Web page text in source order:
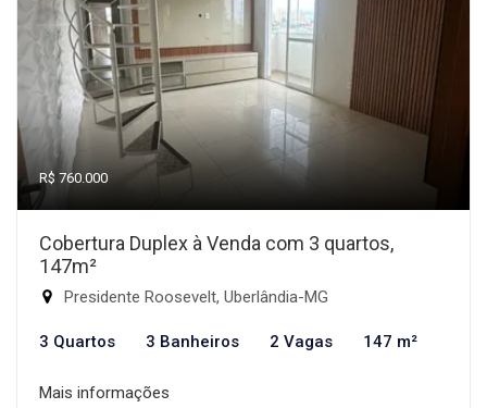
R$ 760.000
Cobertura Duplex à Venda com 3 quartos,
147m²
Presidente Roosevelt, Uberlândia-MG
3 Quartos 3 Banheiros 2 Vagas 147 m²
Mais informações